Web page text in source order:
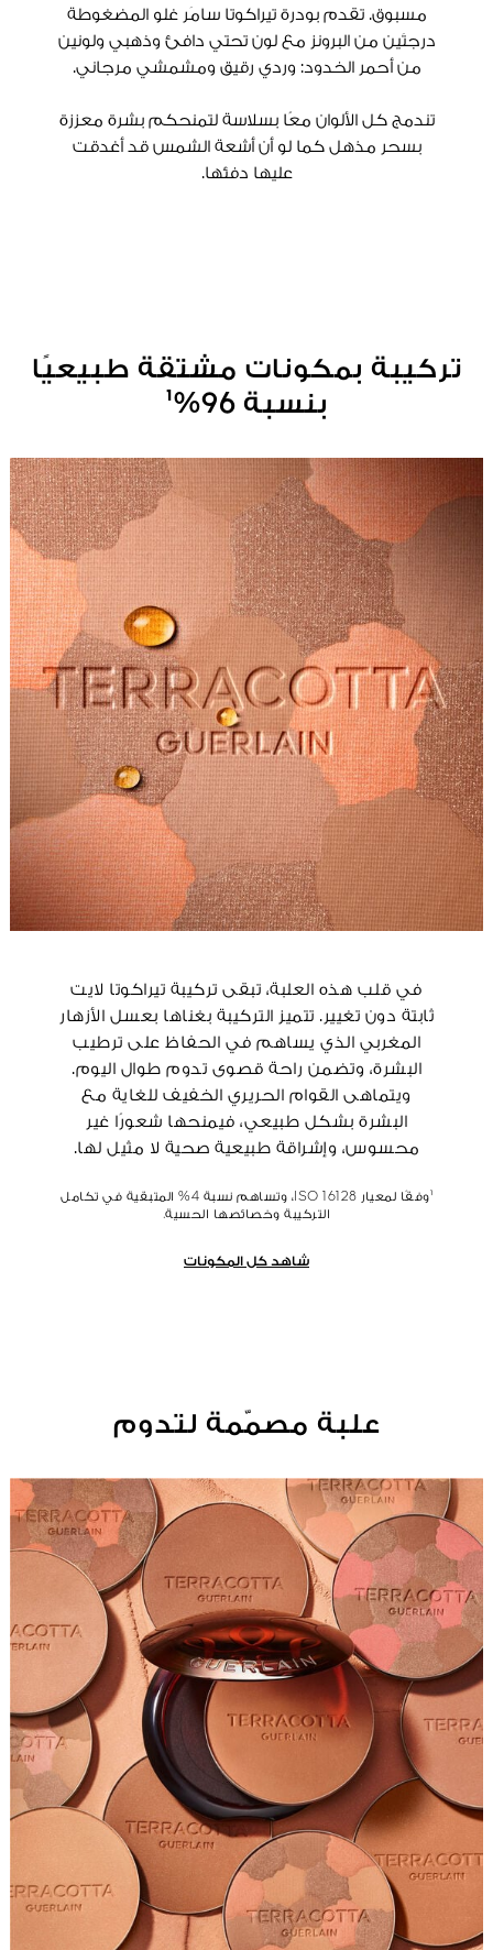
مسبوق. تقدم بودرة تيراكوتا سامَر غلو المضغوطة
درجتَين من البرونز مع لون تحتي دافئ وذهبي ولونين
من أحمر الخدود: وردي رقيق ومشمشي مرجاني.
تندمج كل الألوان معًا بسلاسة لتمنحكم بشرة معززة
بسحر مذهل كما لو أن أشعة الشمس قد أغدقت
عليها دفئها.
تركيبة بمكونات مشتقة طبيعيًا
بنسبة 96%¹
في قلب هذه العلبة، تبقى تركيبة تيراكوتا لايت
ثابتة دون تغيير. تتميز التركيبة بغناها بعسل الأزهار
المغربي الذي يساهم في الحفاظ على ترطيب
البشرة، وتضمن راحة قصوى تدوم طوال اليوم.
ويتماهى القوام الحريري الخفيف للغاية مع
البشرة بشكل طبيعي، فيمنحها شعورًا غير
محسوس، وإشراقة طبيعية صحية لا مثيل لها.
¹وفقًا لمعيار ISO 16128، وتساهم نسبة 4% المتبقية في تكامل
التركيبة وخصائصها الحسية.
شاهد كل المكونات
علبة مصمّمة لتدوم